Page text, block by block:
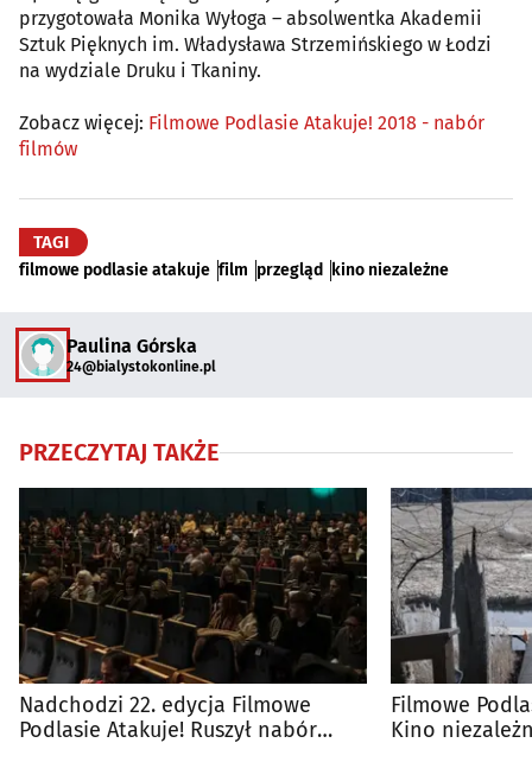
przygotowała Monika Wyłoga – absolwentka Akademii
Sztuk Pięknych im. Władysława Strzemińskiego w Łodzi
na wydziale Druku i Tkaniny.
Zobacz więcej: Filmowe Podlasie Atakuje! 2018 - nabór
filmów
TAGI
filmowe podlasie atakuje film przegląd kino niezależne
Paulina Górska
24@bialystokonline.pl
PRZECZYTAJ TAKŻE
Nadchodzi 22. edycja Filmowe
Podlasie Atakuje! Ruszył nabór
Filmowe
Kino